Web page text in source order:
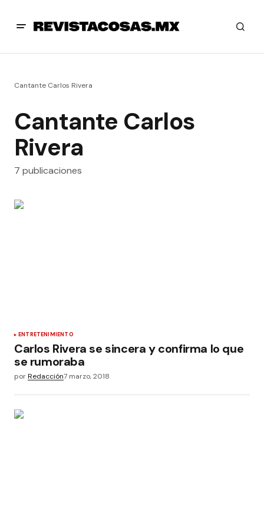
Cantante Carlos Rivera
Cantante Carlos
Rivera
7 publicaciones
ENTRETENIMIENTO
Carlos Rivera se sincera y confirma lo que
se rumoraba
porRedacción7 marzo, 2018